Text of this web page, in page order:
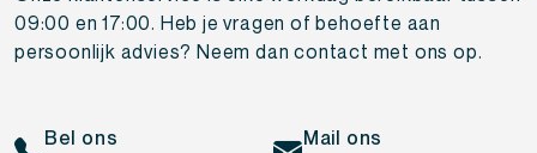
09:00 en 17:00. Heb je vragen of behoefte aan
persoonlijk advies? Neem dan contact met ons op.
Bel ons
Mail ons